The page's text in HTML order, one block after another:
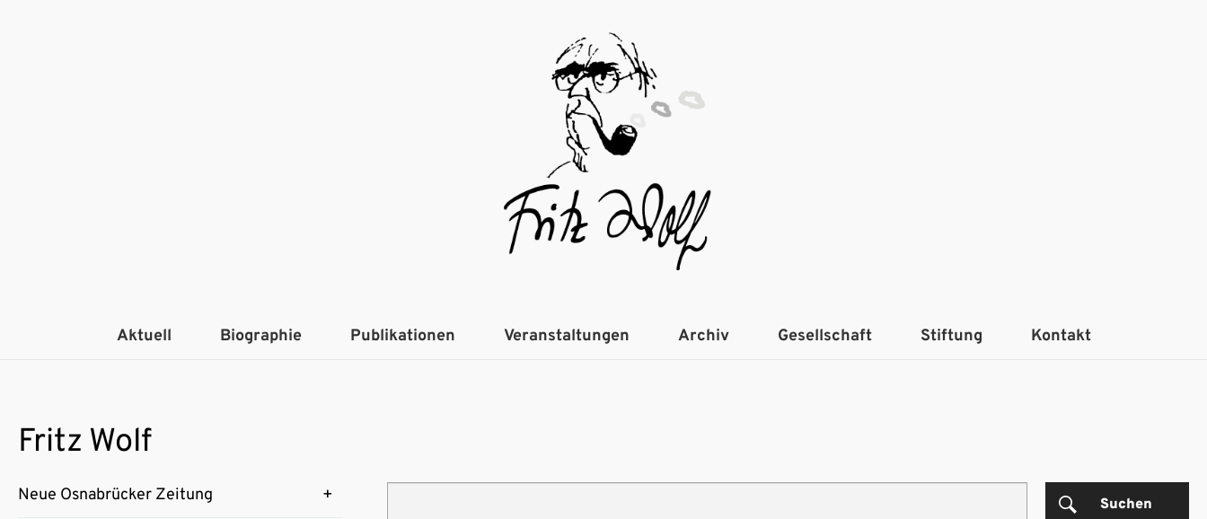
Aktuell Biographie Publikationen Veranstaltungen Archiv Gesellschaft Stiftung Kontakt
Fritz Wolf
Neue Osnabrücker Zeitung
Suchen